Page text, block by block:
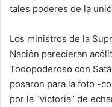
tales poderes de la
Los ministros de la
Nación parecieran
Todopoderoso con
posaron para la foto -
por la “victoria” de